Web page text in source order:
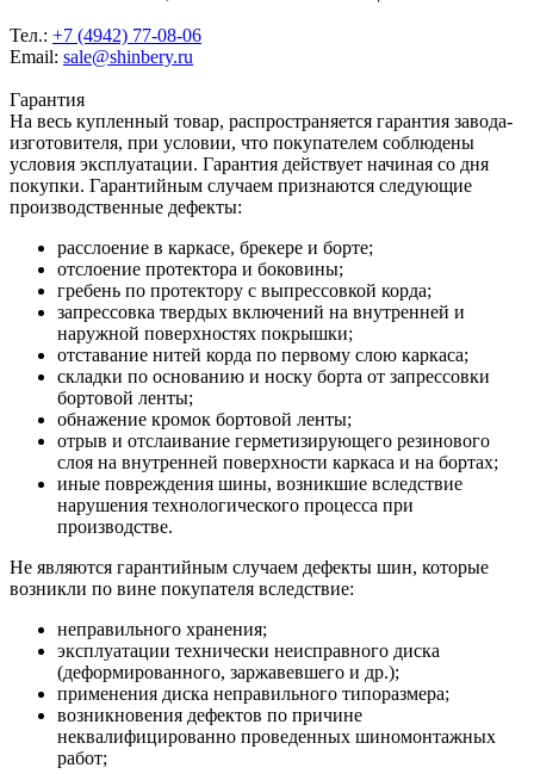
Тел.: +7 (4942) 77-08-06
Email: sale@shinbery.ru
Гарантия
На весь купленный товар, распространяется гарантия завода-
изготовителя, при условии, что покупателем соблюдены
условия эксплуатации. Гарантия действует начиная со дня
покупки. Гарантийным случаем признаются следующие
производственные дефекты:
расслоение в каркасе, брекере и борте;
отслоение протектора и боковины;
гребень по протектору с выпрессовкой корда;
запрессовка твердых включений на внутренней и
наружной поверхностях покрышки;
отставание нитей корда по первому слою каркаса;
складки по основанию и носку борта от запрессовки
бортовой ленты;
обнажение кромок бортовой ленты;
отрыв и отслаивание герметизирующего резинового
слоя на внутренней поверхности каркаса и на бортах;
иные повреждения шины, возникшие вследствие
нарушения технологического процесса при
производстве.
Не являются гарантийным случаем дефекты шин, которые
возникли по вине покупателя вследствие:
неправильного хранения;
эксплуатации технически неисправного диска
(деформированного, заржавевшего и др.);
применения диска неправильного типоразмера;
возникновения дефектов по причине
неквалифицированно проведенных шиномонтажных
работ;